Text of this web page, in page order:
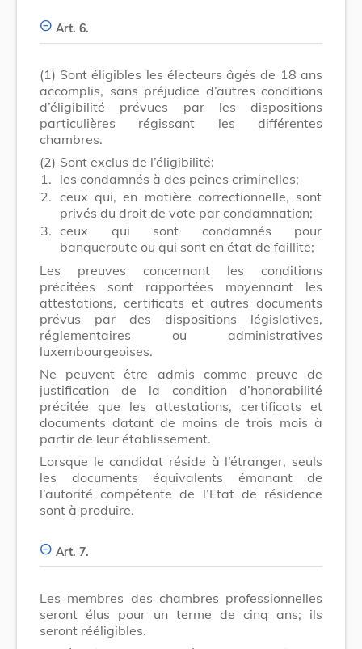
Art. 6.
(1) Sont éligibles les électeurs âgés de 18 ans
accomplis, sans préjudice d’autres conditions
d’éligibilité prévues par les dispositions
particulières régissant les différentes
chambres.
(2) Sont exclus de l’éligibilité:
1. les condamnés à des peines criminelles;
2. ceux qui, en matière correctionnelle, sont
privés du droit de vote par condamnation;
3. ceux qui sont condamnés pour
banqueroute ou qui sont en état de faillite;
Les preuves concernant les conditions
précitées sont rapportées moyennant les
attestations, certificats et autres documents
prévus par des dispositions législatives,
réglementaires ou administratives
luxembourgeoises.
Ne peuvent être admis comme preuve de
justification de la condition d’honorabilité
précitée que les attestations, certificats et
documents datant de moins de trois mois à
partir de leur établissement.
Lorsque le candidat réside à l’étranger, seuls
les documents équivalents émanant de
l’autorité compétente de l’Etat de résidence
sont à produire.
Art. 7.
Les membres des chambres professionnelles
seront élus pour un terme de cinq ans; ils
seront rééligibles.